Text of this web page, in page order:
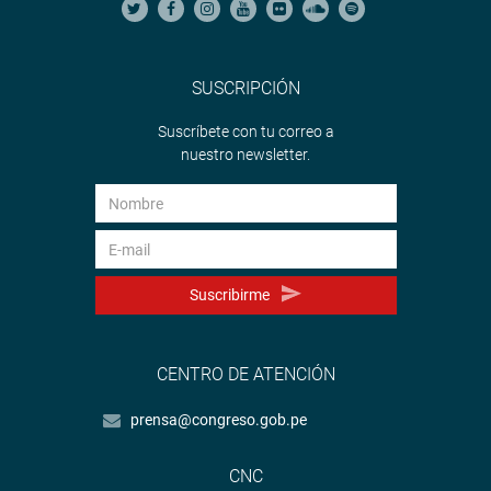
SUSCRIPCIÓN
Suscríbete con tu correo a
nuestro newsletter.
Suscribirme
CENTRO DE ATENCIÓN
prensa@congreso.gob.pe
CNC